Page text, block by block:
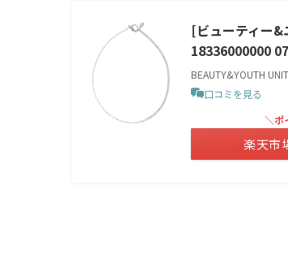
[ビューティー
18336000000
BEAUTY&YOUTH
口コミを見る
＼ポ
楽天市